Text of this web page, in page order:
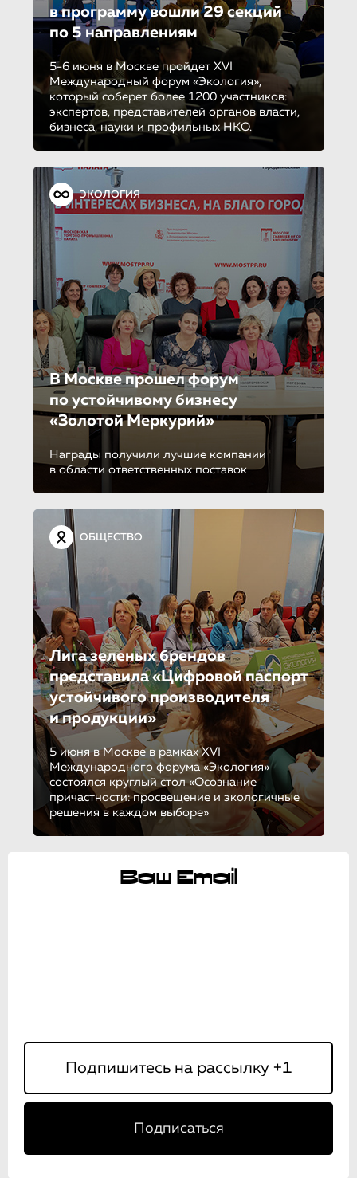
в программу вошли 29 секций
по 5 направле­ни­ям
5-6 июня в Москве пройдет XVI
Международный форум «Экология»,
который соберет более 1200 участников:
экспертов, представителей органов власти,
бизнеса, науки и профильных НКО.
ЭКОЛОГИЯ
В Москве прошел форум
по устойчиво­му бизнесу
«Золотой Меркурий»
Награды получили лучшие компании
в области ответственных поставок
ОБЩЕСТВО
Лига зеленых брендов
представила «Цифровой паспорт
устойчивого производителя
и продукции»
5 июня в Москве в рамках XVI
Международного форума «Экология»
состоялся круглый стол «Осознание
причастности: просвещение и экологичные
решения в каждом выборе»
Ваш Email
Подписаться